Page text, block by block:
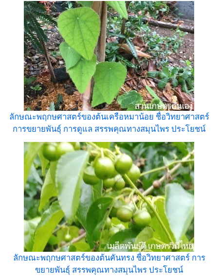
ลักษณะพฤกษศาสตร์ของต้นเครือหมาน้อย ชื่อวิทยาศาสตร์
การขยายพันธุ์ การดูแล สรรพคุณทางสมุนไพร ประโยชน์
ลักษณะพฤกษศาสตร์ของต้นคันทรง ชื่อวิทยาศาสตร์ การ
ขยายพันธุ์ สรรพคุณทางสมุนไพร ประโยชน์